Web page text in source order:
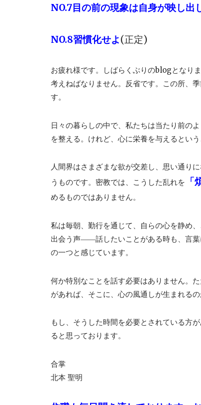
NO.7目の前の現象は自身が映し出
NO.8習慣化せよ(正定)
お疲れ様です。しばらくぶりのblogとなり
考えねばなりません。反省です。この所、
す。
日々の暮らしの中で、私たちは当たり前の
を整える。けれど、心に栄養を与えるとい
人間界はさまざまな欲が交差し、思い通り
うものです。密教では、こうした乱れを
「
めるものではありません。
私は毎朝、勤行を通じて、自らの心を静め
出会う声――話したいことがある時も、言
の一つと感じています。
何か特別なことを話す必要はありません。
があれば、そこに、心の風通しが生まれるの
もし、そうした時間を必要とされている方
ると思っております。
合掌
北本 聖明